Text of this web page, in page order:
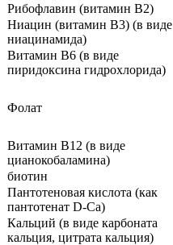
Рибофлавин (витамин В2)
Ниацин (витамин B3) (в виде
ниацинамида)
Витамин B6 (в виде
пиридоксина гидрохлорида)
Фолат
Витамин B12 (в виде
цианокобаламина)
биотин
Пантотеновая кислота (как
пантотенат D-Ca)
Кальций (в виде карбоната
кальция, цитрата кальция)